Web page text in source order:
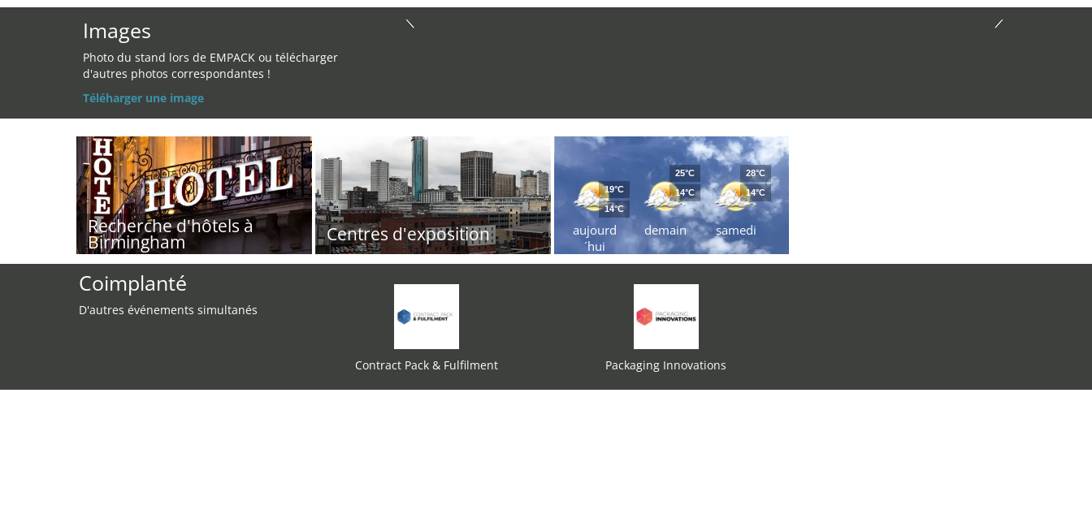
Images
Photo du stand lors de EMPACK ou télécharger
d'autres photos correspondantes !
Téléharger une image
Recherche d'hôtels à
Birmingham Centres d'exposition
aujourd
´hui
19°C
14°C
demain
25°C
14°C
samedi
28°C
14°C
Coimplanté
D'autres événements simultanés
Contract Pack & Fulfilment Packaging Innovations